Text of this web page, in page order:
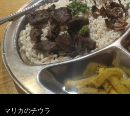
マリカのチウラ